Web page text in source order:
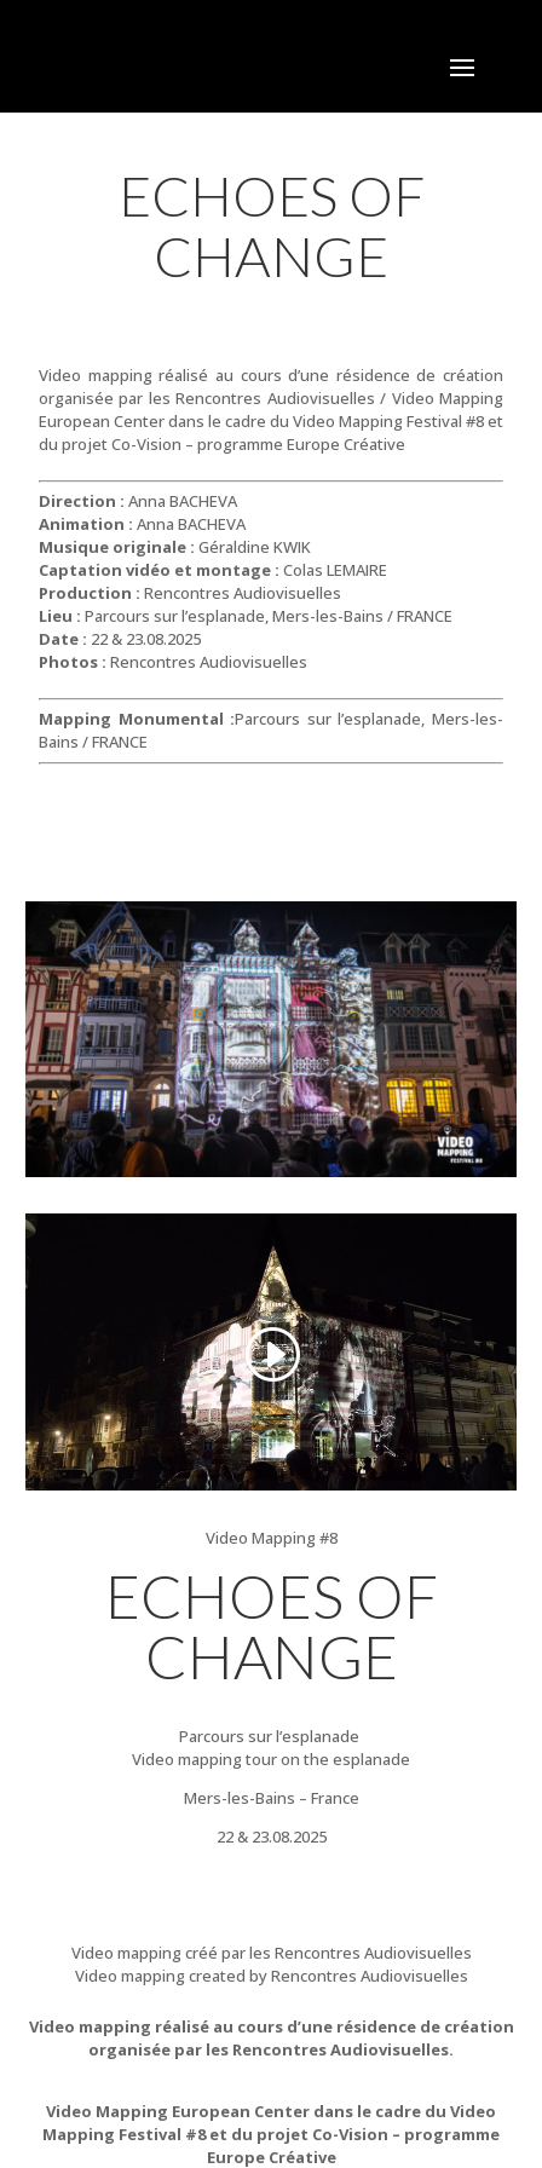
ECHOES OF
CHANGE
Video mapping réalisé au cours d’une résidence de création
organisée par les Rencontres Audiovisuelles / Video Mapping
European Center dans le cadre du Video Mapping Festival #8 et
du projet Co-Vision – programme Europe Créative
Direction : Anna BACHEVA
Animation : Anna BACHEVA
Musique originale : Géraldine KWIK
Captation vidéo et montage : Colas LEMAIRE
Production : Rencontres Audiovisuelles
Lieu : Parcours sur l’esplanade, Mers-les-Bains / FRANCE
Date : 22 & 23.08.2025
Photos : Rencontres Audiovisuelles
Mapping Monumental :Parcours sur l’esplanade, Mers-les-
Bains / FRANCE
Video Mapping #8
ECHOES OF
CHANGE
Parcours sur l’esplanade
Video mapping tour on the esplanade
Mers-les-Bains – France
22 & 23.08.2025
Video mapping créé par les Rencontres Audiovisuelles
Video mapping created by Rencontres Audiovisuelles
Video mapping réalisé au cours d’une résidence de création
organisée par les Rencontres Audiovisuelles.
Video Mapping European Center dans le cadre du Video
Mapping Festival #8 et du projet Co-Vision – programme
Europe Créative